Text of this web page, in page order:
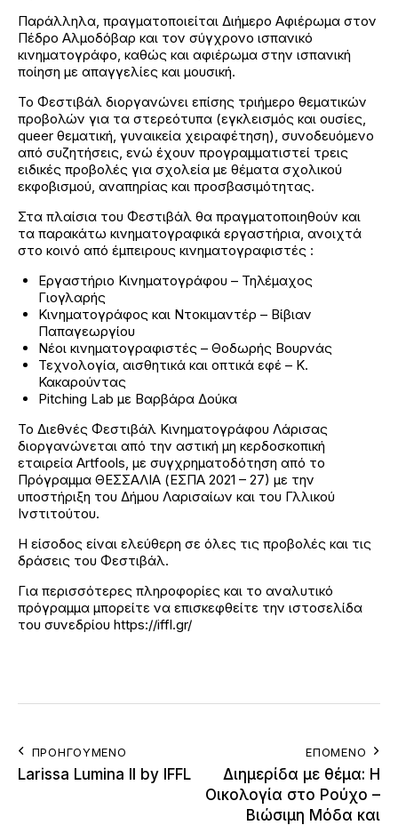
Παράλληλα, πραγματοποιείται Διήμερο Αφιέρωμα στον
Πέδρο Αλμοδόβαρ και τον σύγχρονο ισπανικό
κινηματογράφο, καθώς και αφιέρωμα στην ισπανική
ποίηση με απαγγελίες και μουσική.
Το Φεστιβάλ διοργανώνει επίσης τριήμερο θεματικών
προβολών για τα στερεότυπα (εγκλεισμός και ουσίες,
queer θεματική, γυναικεία χειραφέτηση), συνοδευόμενο
από συζητήσεις, ενώ έχουν προγραμματιστεί τρεις
ειδικές προβολές για σχολεία με θέματα σχολικού
εκφοβισμού, αναπηρίας και προσβασιμότητας.
Στα πλαίσια του Φεστιβάλ θα πραγματοποιηθούν και
τα παρακάτω κινηματογραφικά εργαστήρια, ανοιχτά
στο κοινό από έμπειρους κινηματογραφιστές :
Εργαστήριο Κινηματογράφου – Τηλέμαχος
Γιογλαρής
Κινηματογράφος και Ντοκιμαντέρ – Βίβιαν
Παπαγεωργίου
Νέοι κινηματογραφιστές – Θοδωρής Βουρνάς
Τεχνολογία, αισθητικά και οπτικά εφέ – Κ.
Κακαρούντας
Pitching Lab με Βαρβάρα Δούκα
Το Διεθνές Φεστιβάλ Κινηματογράφου Λάρισας
διοργανώνεται από την αστική μη κερδοσκοπική
εταιρεία Artfools, με συγχρηματοδότηση από το
Πρόγραμμα ΘΕΣΣΑΛΙΑ (ΕΣΠΑ 2021 – 27) με την
υποστήριξη του Δήμου Λαρισαίων και του Γλλικού
Ινστιτούτου.
Η είσοδος είναι ελεύθερη σε όλες τις προβολές και τις
δράσεις του Φεστιβάλ.
Για περισσότερες πληροφορίες και το αναλυτικό
πρόγραμμα μπορείτε να επισκεφθείτε την ιστοσελίδα
του συνεδρίου https://iffl.gr/
ΠΡΟΗΓΟΎΜΕΝΟ
Larissa Lumina II by IFFL
ΕΠΌΜΕΝΟ
Διημερίδα με θέμα: Η
Οικολογία στο Ρούχο –
Βιώσιμη Μόδα και